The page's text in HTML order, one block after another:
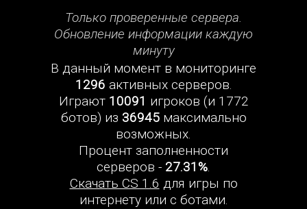
Только проверенные сервера.
Обновление информации каждую
минуту
В данный момент в мониторинге
1296 активных серверов.
Играют 10091 игроков (и 1772
ботов) из 36945максимально
возможных.
Процент заполненности
серверов - 27.31%.
Скачать CS 1.6 для игры по
интернету или с ботами.